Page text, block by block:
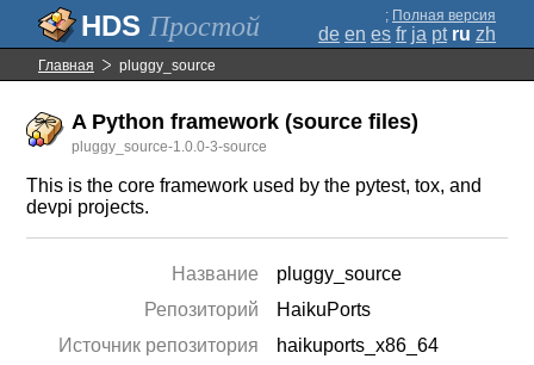
Простой ; Полная версия
de en es fr ja pt ru zh
Главная pluggy_source
A Python framework (source files)
pluggy_source-1.0.0-3-source
This is the core framework used by the pytest, tox, and
devpi projects.
Название
pluggy_source
Репозиторий
HaikuPorts
Источник репозитория
haikuports_x86_64